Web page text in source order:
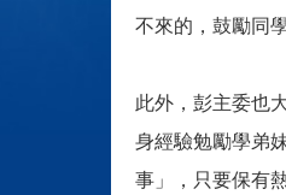
不來的，鼓勵同
此外，彭主委也
身經驗勉勵學弟
事」，只要保有